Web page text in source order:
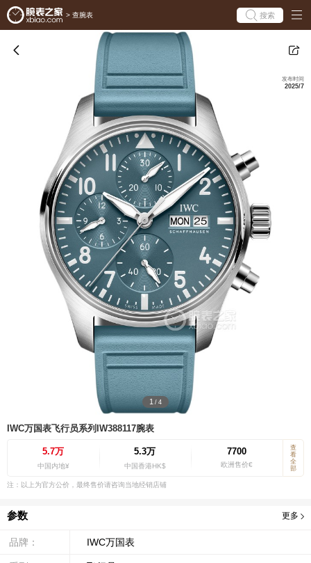
> 查腕表 搜索
1 / 4
发布时间
2025/7
IWC万国表飞行员系列IW388117腕表
5.7万
中国内地¥
5.3万
中国香港HK$
7700
欧洲售价€
查
看
全
部
注：以上为官方公价，最终售价请咨询当地经销店铺
参数 更多
品牌： IWC万国表